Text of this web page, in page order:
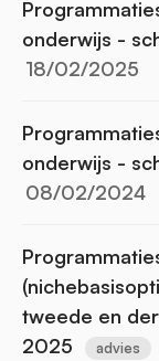
onderwijs -
18/02/2025
onderwijs -
08/02/2024
tweede en
2025
advies